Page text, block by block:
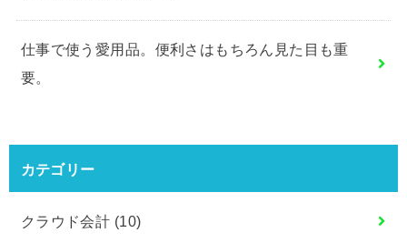
仕事で使う愛用品。便利さはもちろん見た目も重
要。
カテゴリー
クラウド会計 (10)